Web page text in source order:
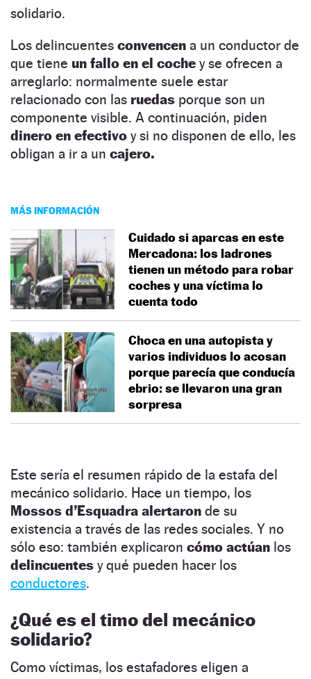
solidario.
Los delincuentes convencen a un conductor de
que tiene un fallo en el coche y se ofrecen a
arreglarlo: normalmente suele estar
relacionado con las ruedas porque son un
componente visible. A continuación, piden
dinero en efectivo y si no disponen de ello, les
obligan a ir a un cajero.
MÁS INFORMACIÓN
Cuidado si aparcas en este
Mercadona: los ladrones
tienen un método para robar
coches y una víctima lo
cuenta todo
Choca en una autopista y
varios individuos lo acosan
porque parecía que conducía
ebrio: se llevaron una gran
sorpresa
Este sería el resumen rápido de la estafa del
mecánico solidario. Hace un tiempo, los
Mossos d’Esquadra alertaron de su
existencia a través de las redes sociales. Y no
sólo eso: también explicaron cómo actúan los
delincuentes y qué pueden hacer los
conductores.
¿Qué es el timo del mecánico
solidario?
Como víctimas, los estafadores eligen a